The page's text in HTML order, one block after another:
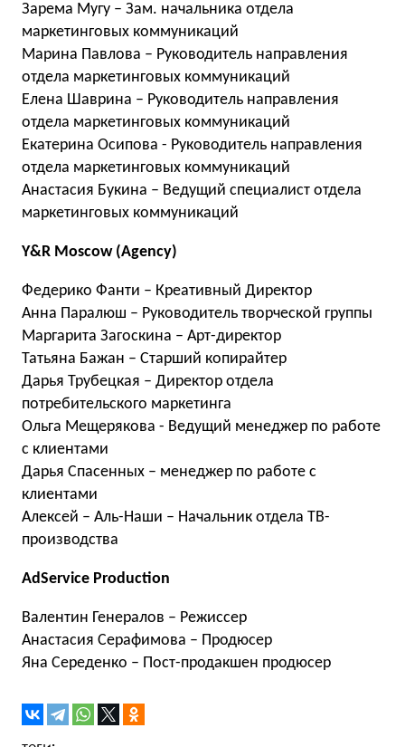
Зарема Мугу – Зам. начальника отдела
маркетинговых коммуникаций
Марина Павлова – Руководитель направления
отдела маркетинговых коммуникаций
Елена Шаврина – Руководитель направления
отдела маркетинговых коммуникаций
Екатерина Осипова - Руководитель направления
отдела маркетинговых коммуникаций
Анастасия Букина – Ведущий специалист отдела
маркетинговых коммуникаций
Y&R Moscow (Agency)
Федерико Фанти – Креативный Директор
Анна Паралюш – Руководитель творческой группы
Маргарита Загоскина – Арт-директор
Татьяна Бажан – Старший копирайтер
Дарья Трубецкая – Директор отдела
потребительского маркетинга
Ольга Мещерякова - Ведущий менеджер по работе
с клиентами
Дарья Спасенных – менеджер по работе с
клиентами
Алексей – Аль-Наши – Начальник отдела ТВ-
производства
AdService Production
Валентин Генералов – Режиссер
Анастасия Серафимова – Продюсер
Яна Середенко – Пост-продакшен продюсер